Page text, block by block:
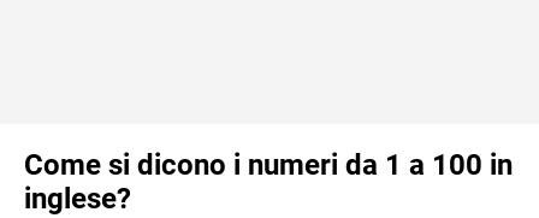
Come si dicono i numeri da 1 a 100 in
inglese?